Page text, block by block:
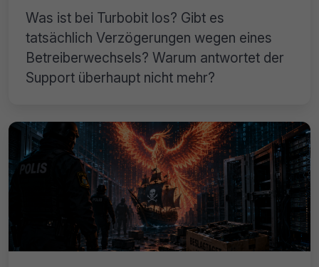
Was ist bei Turbobit los? Gibt es
tatsächlich Verzögerungen wegen eines
Betreiberwechsels? Warum antwortet der
Support überhaupt nicht mehr?